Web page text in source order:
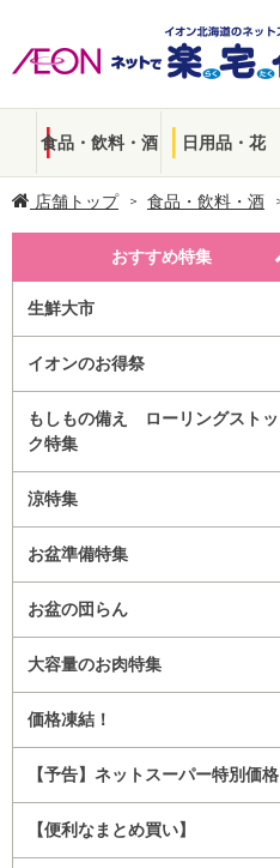
食品・飲料・酒 日用品・花
店舗トップ 食品・飲料・酒
おすすめ特集
生鮮大市
イオンのお得祭
もしもの備え ローリングストッ
ク特集
涼特集
お盆準備特集
お盆の団らん
大容量のお肉特集
価格凍結！
【予告】ネットスーパー特別価格
【便利なまとめ買い】